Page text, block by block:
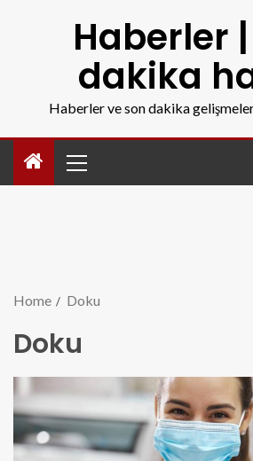
Haberler
dakika
Haberler ve son dakika
Home Doku
Doku